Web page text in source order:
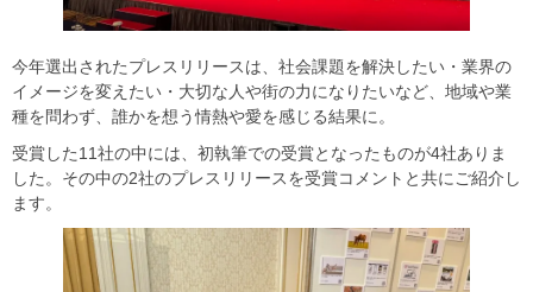
今年選出されたプレスリリースは、社会課題を解決したい・業界の
イメージを変えたい・大切な人や街の力になりたいなど、地域や業
種を問わず、誰かを想う情熱や愛を感じる結果に。
受賞した11社の中には、初執筆での受賞となったものが4社ありま
した。その中の2社のプレスリリースを受賞コメントと共にご紹介し
ます。